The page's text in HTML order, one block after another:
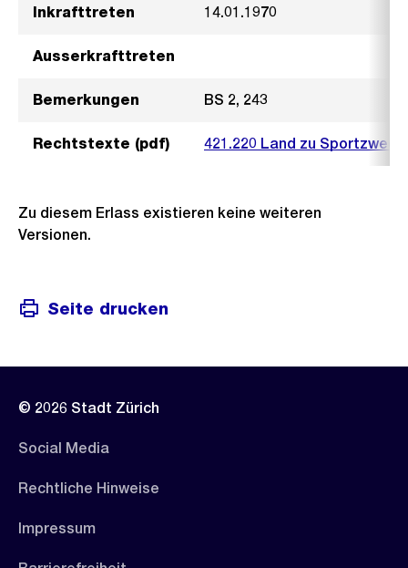
Inkrafttreten 14.01.1970
Ausserkrafttreten
Bemerkungen BS 2, 243
Rechtstexte (pdf) 421.220 Land zu
Zu diesem Erlass existieren keine weiteren
Versionen.
Seite drucken
© 2026 Stadt Zürich
Social Media
Rechtliche Hinweise
Impressum